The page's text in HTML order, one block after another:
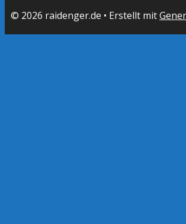
© 2026 raidenger.de • Erstellt mit